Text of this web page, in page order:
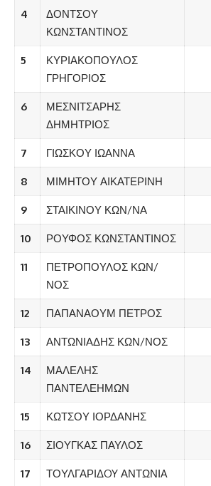
4
ΔΟΝΤΣΟΥ
ΚΩΝΣΤΑΝΤΙΝΟΣ
5
ΚΥΡΙΑΚΟΠΟΥΛΟΣ
ΓΡΗΓΟΡΙΟΣ
6
ΜΕΣΝΙΤΣΑΡΗΣ
ΔΗΜΗΤΡΙΟΣ
7 ΓΙΩΣΚΟΥ ΙΩΑΝΝΑ
8 ΜΙΜΗΤΟΥ ΑΙΚΑΤΕΡΙΝΗ
9 ΣΤΑΙΚΙΝΟΥ ΚΩΝ/ΝΑ
10 ΡΟΥΦΟΣ ΚΩΝΣΤΑΝΤΙΝΟΣ
11
ΠΕΤΡΟΠΟΥΛΟΣ ΚΩΝ/
ΝΟΣ
12 ΠΑΠΑΝΑΟΥΜ ΠΕΤΡΟΣ
13 ΑΝΤΩΝΙΑΔΗΣ ΚΩΝ/ΝΟΣ
14
ΜΑΛΕΛΗΣ
ΠΑΝΤΕΛΕΗΜΩΝ
15 ΚΩΤΣΟΥ ΙΟΡΔΑΝΗΣ
16 ΣΙΟΥΓΚΑΣ ΠΑΥΛΟΣ
17 ΤΟΥΛΓΑΡΙΔOY ΑΝΤΩΝΙA